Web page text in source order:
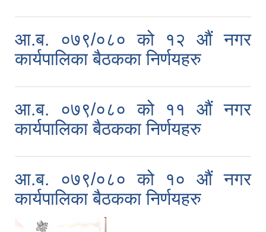
आ.ब. ०७९/०८० को १२ औं नगर
कार्यपालिका बैठकका निर्णयहरु
आ.ब. ०७९/०८० को ११ औं नगर
कार्यपालिका बैठकका निर्णयहरु
आ.ब. ०७९/०८० को १० औं नगर
कार्यपालिका बैठकका निर्णयहरु